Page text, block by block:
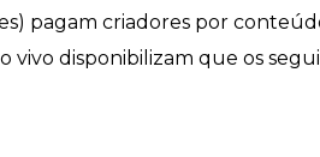
pagam criadores por
vivo disponibilizam que os